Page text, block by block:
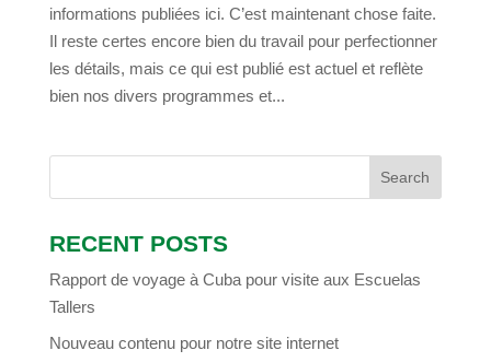
informations publiées ici. C’est maintenant chose faite.
Il reste certes encore bien du travail pour perfectionner
les détails, mais ce qui est publié est actuel et reflète
bien nos divers programmes et...
RECENT POSTS
Rapport de voyage à Cuba pour visite aux Escuelas
Tallers
Nouveau contenu pour notre site internet